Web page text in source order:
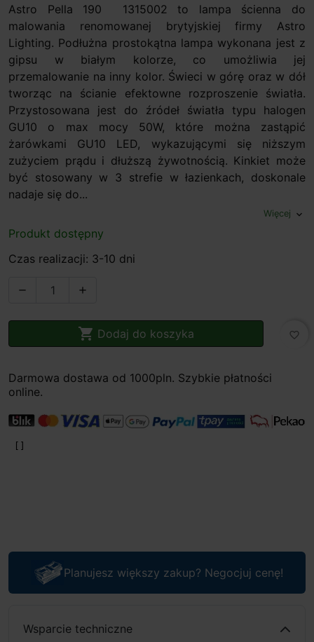
Astro Pella 190 1315002 to lampa ścienna do
malowania renomowanej brytyjskiej firmy Astro
Lighting. Podłużna prostokątna lampa wykonana jest z
gipsu w białym kolorze, co umożliwia jej
przemalowanie na inny kolor. Świeci w górę oraz w dół
tworząc na ścianie efektowne rozproszenie światła.
Przystosowana jest do źródeł światła typu halogen
GU10 o max mocy 50W, które można zastąpić
żarówkami GU10 LED, wykazującymi się niższym
zużyciem prądu i dłuższą żywotnością. Kinkiet może
być stosowany w 3 strefie w łazienkach, doskonale
nadaje się do...
Więcej expand_more
Produkt dostępny
Czas realizacji: 3-10 dni
 
 Dodaj do koszyka favorite_border
Darmowa dostawa od 1000pln. Szybkie płatności
online.
Planujesz większy zakup? Negocjuj cenę!
Wsparcie techniczne